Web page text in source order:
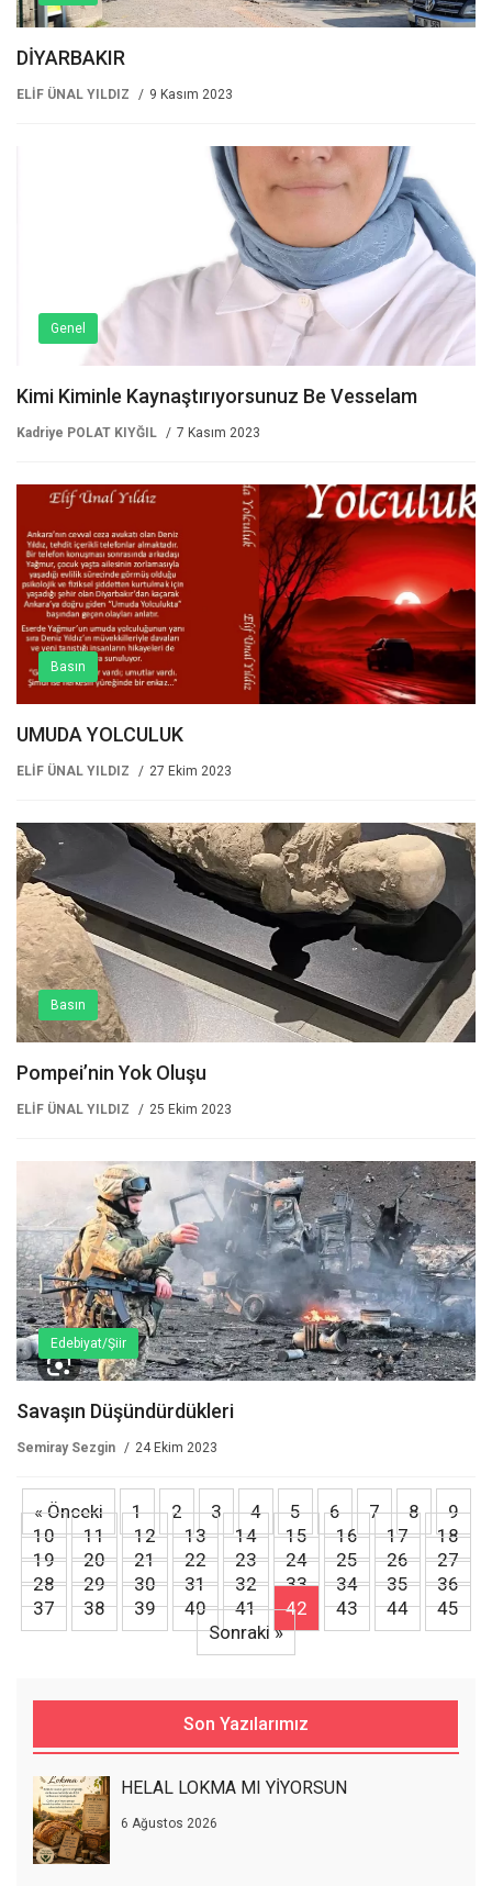
DİYARBAKIR
ELİF ÜNAL YILDIZ 9 Kasım 2023
Genel
Kimi Kiminle Kaynaştırıyorsunuz Be Vesselam
Kadriye POLAT KIYĞIL 7 Kasım 2023
Basın
UMUDA YOLCULUK
ELİF ÜNAL YILDIZ 27 Ekim 2023
Basın
Pompei’nin Yok Oluşu
ELİF ÜNAL YILDIZ 25 Ekim 2023
Edebiyat/Şiir
Savaşın Düşündürdükleri
Semiray Sezgin 24 Ekim 2023
« Önceki 1 2 3 4 5 6 7 8
9
10
11 12 13 14 15 16 17
18
19
20 21 22 23 24 25 26
27
28
29 30 31 32 33 34 35
36
37
38 39 40 41 42 43 44
45
Sonraki »
Son Yazılarımız
HELAL LOKMA MI YİYORSUN
6 Ağustos 2026